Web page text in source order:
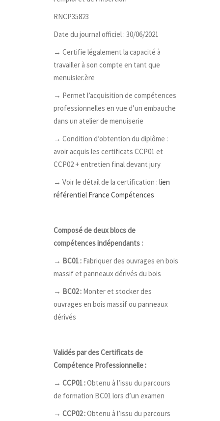
RNCP35823
Date du journal officiel : 30/06/2021
→ Certifie légalement la capacité à
travailler à son compte en tant que
menuisier.ère
→ Permet l’acquisition de compétences
professionnelles en vue d’un embauche
dans un atelier de menuiserie
→ Condition d’obtention du diplôme :
avoir acquis les certificats CCP01 et
CCP02 + entretien final devant jury
→ Voir le détail de la certification : lien
référentiel France Compétences
Composé de deux blocs de
compétences indépendants :
→ BC01 : Fabriquer des ouvrages en bois
massif et panneaux dérivés du bois
→ BC02 : Monter et stocker des
ouvrages en bois massif ou panneaux
dérivés
Validés par des Certificats de
Compétence Professionnelle :
→ CCP01 :Obtenu à l’issu du parcours
de formation BC01 lors d’un examen
→ CCP02 :Obtenu à l’issu du parcours